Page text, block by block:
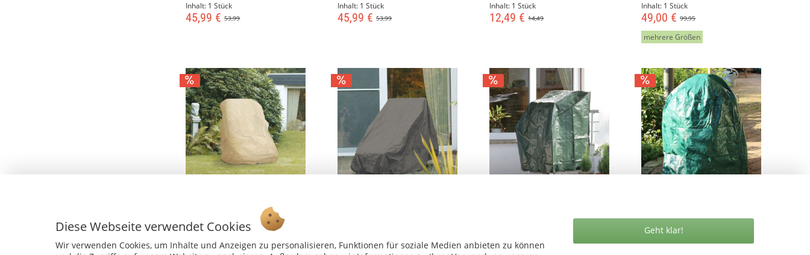
Inhalt: 1 Stück
53,99
45,99 €
Inhalt: 1 Stück
53,99
45,99 €
Inhalt: 1 Stück
14,49
12,49 €
Inhalt: 1 Stück
99,95
49,00 €
mehrere Größen
Hochlehner Sessel, beige
Inhalt:1 Stück Inhalt:1 Stück Inhalt: 1 Stück
Gartengrill, grün
Diese Webseite verwendet Cookies
Wir verwenden Cookies, um Inhalte und Anzeigen zu personalisieren, Funktionen für soziale Medien anbieten zu können
Geht klar!